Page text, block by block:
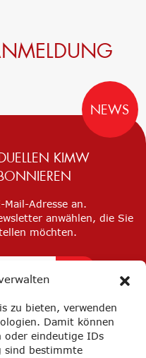
zu bieten, verwenden
Damit können
oder eindeutige IDs
sind bestimmte
NEWS
KIMW
Adresse an.
anwählen, die Sie
möchten.